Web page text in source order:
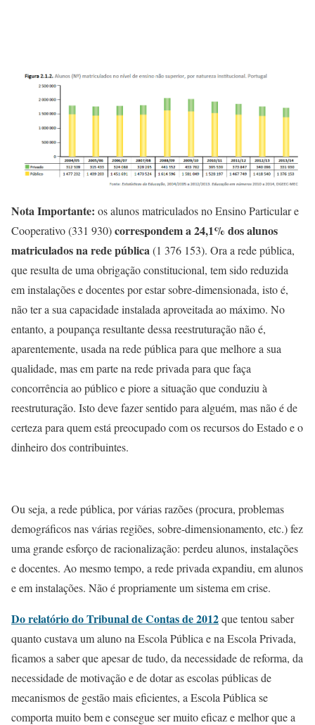
Nota Importante: os alunos matriculados no Ensino Particular e
Cooperativo (331 930)correspondem a 24,1% dos alunos
matriculados na rede pública(1 376 153). Ora a rede pública,
que resulta de uma obrigação constitucional, tem sido reduzida
em instalações e docentes por estar sobre-dimensionada, isto é,
não ter a sua capacidade instalada aproveitada ao máximo. No
entanto, a poupança resultante dessa reestruturação não é,
aparentemente, usada na rede pública para que melhore a sua
qualidade, mas em parte na rede privada para que faça
concorrência ao público e piore a situação que conduziu à
reestruturação. Isto deve fazer sentido para alguém, mas não é de
certeza para quem está preocupado com os recursos do Estado e o
dinheiro dos contribuintes.
Ou seja, a rede pública, por várias razões (procura, problemas
demográficos nas várias regiões, sobre-dimensionamento, etc.) fez
uma grande esforço de racionalização: perdeu alunos, instalações
e docentes. Ao mesmo tempo, a rede privada expandiu, em alunos
e em instalações. Não é propriamente um sistema em crise.
Do relatório do Tribunal de Contas de 2012que tentou saber
quanto custava um aluno na Escola Pública e na Escola Privada,
ficamos a saber que apesar de tudo, da necessidade de reforma, da
necessidade de motivação e de dotar as escolas públicas de
mecanismos de gestão mais eficientes, a Escola Pública se
comporta muito bem e consegue ser muito eficaz e melhor que a